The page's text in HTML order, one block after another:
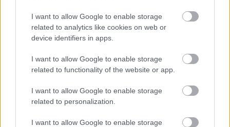
I want to allow Google to enable storage
related to analytics like cookies on web or
device identifiers in apps.
I want to allow Google to enable storage
related to functionality of the website or app.
I want to allow Google to enable storage
related to personalization.
I want to allow Google to enable storage